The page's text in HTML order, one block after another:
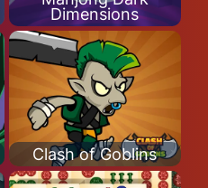
Dimensions
Clash of Goblins